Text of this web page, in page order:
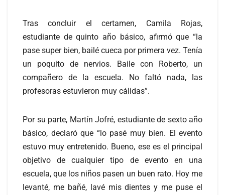
Tras concluir el certamen, Camila Rojas,
estudiante de quinto año básico, afirmó que “la
pase super bien, bailé cueca por primera vez. Tenía
un poquito de nervios. Baile con Roberto, un
compañero de la escuela. No faltó nada, las
profesoras estuvieron muy cálidas”.
Por su parte, Martín Jofré, estudiante de sexto año
básico, declaró que “lo pasé muy bien. El evento
estuvo muy entretenido. Bueno, ese es el principal
objetivo de cualquier tipo de evento en una
escuela, que los niños pasen un buen rato. Hoy me
levanté, me bañé, lavé mis dientes y me puse el